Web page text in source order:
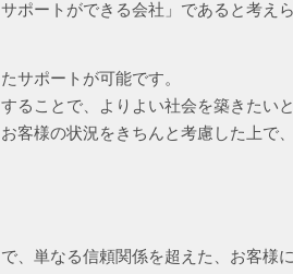
ポートができる会社」であると考えら
サポートが可能です。
ることで、よりよい社会を築きたい
客様の状況をきちんと考慮した上で
、単なる信頼関係を超えた、お客様